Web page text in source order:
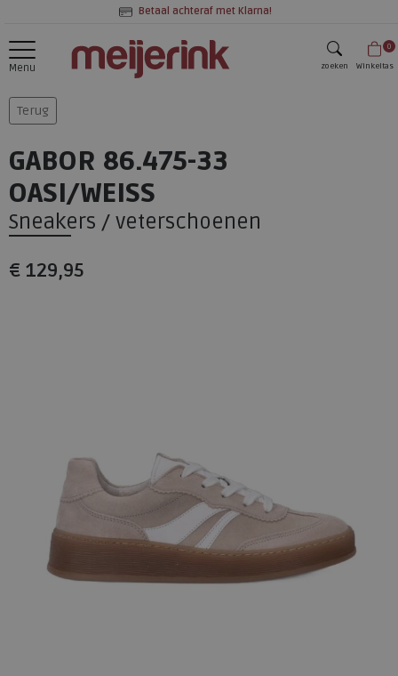
Betaal achteraf met Klarna!
Menu zoeken
0
Winkeltas
Terug
GABOR 86.475-33
OASI/WEISS
Sneakers / veterschoenen
€ 129,95